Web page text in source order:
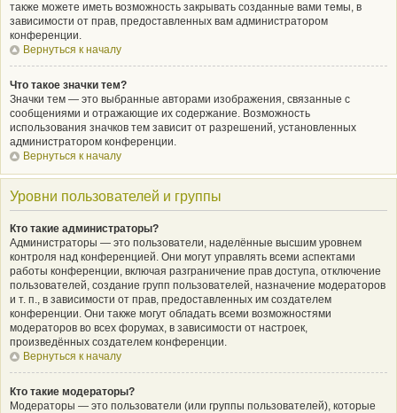
также можете иметь возможность закрывать созданные вами темы, в
зависимости от прав, предоставленных вам администратором
конференции.
Вернуться к началу
Что такое значки тем?
Значки тем — это выбранные авторами изображения, связанные с
сообщениями и отражающие их содержание. Возможность
использования значков тем зависит от разрешений, установленных
администратором конференции.
Вернуться к началу
Уровни пользователей и группы
Кто такие администраторы?
Администраторы — это пользователи, наделённые высшим уровнем
контроля над конференцией. Они могут управлять всеми аспектами
работы конференции, включая разграничение прав доступа, отключение
пользователей, создание групп пользователей, назначение модераторов
и т. п., в зависимости от прав, предоставленных им создателем
конференции. Они также могут обладать всеми возможностями
модераторов во всех форумах, в зависимости от настроек,
произведённых создателем конференции.
Вернуться к началу
Кто такие модераторы?
Модераторы — это пользователи (или группы пользователей), которые